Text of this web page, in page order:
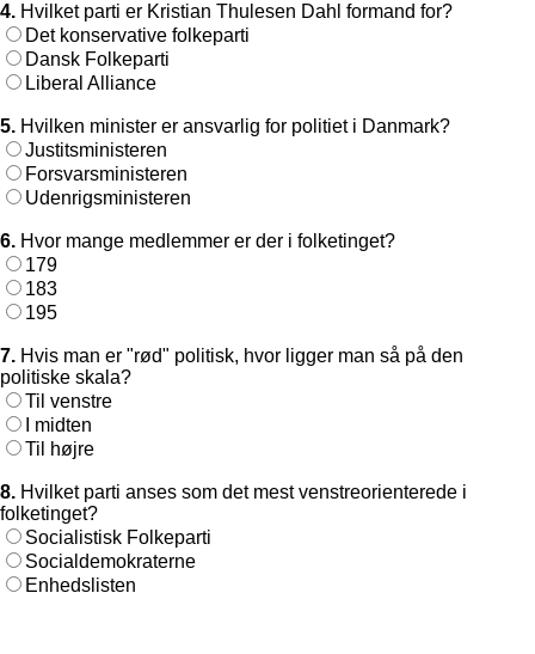
4. Hvilket parti er Kristian Thulesen Dahl formand for?
Det konservative folkeparti
Dansk Folkeparti
Liberal Alliance
5. Hvilken minister er ansvarlig for politiet i Danmark?
Justitsministeren
Forsvarsministeren
Udenrigsministeren
6. Hvor mange medlemmer er der i folketinget?
179
183
195
7. Hvis man er "rød" politisk, hvor ligger man så på den
politiske skala?
Til venstre
I midten
Til højre
8. Hvilket parti anses som det mest venstreorienterede i
folketinget?
Socialistisk Folkeparti
Socialdemokraterne
Enhedslisten